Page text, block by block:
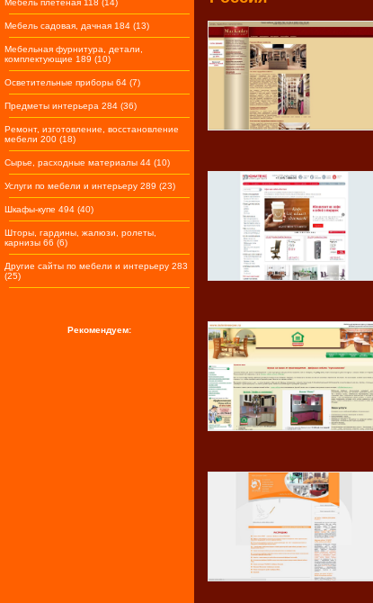
Мебель плетеная 118 (14)
Мебель садовая, дачная 184 (13)
Мебельная фурнитура, детали,
комплектующие 189 (10)
Осветительные приборы 64 (7)
Предметы интерьера 284 (36)
Ремонт, изготовление, восстановление
мебели 200 (18)
Сырье, расходные материалы 44 (10)
Услуги по мебели и интерьеру 289 (23)
Шкафы-купе 494 (40)
Шторы, гардины, жалюзи, ролеты,
карнизы 66 (6)
Другие сайты по мебели и интерьеру 283
(25)
Рекомендуем: